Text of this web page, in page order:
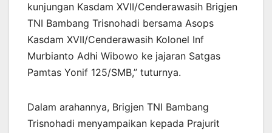
kunjungan Kasdam XVII/Cenderawasih Brigjen
TNI Bambang Trisnohadi bersama Asops
Kasdam XVII/Cenderawasih Kolonel Inf
Murbianto Adhi Wibowo ke jajaran Satgas
Pamtas Yonif 125/SMB,” tuturnya.
Dalam arahannya, Brigjen TNI Bambang
Trisnohadi menyampaikan kepada Prajurit